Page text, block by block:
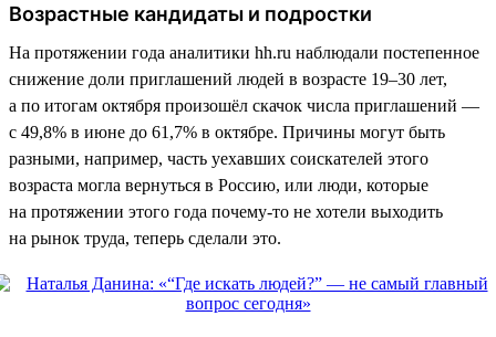
Возрастные кандидаты и подростки
На протяжении года аналитики hh.ru наблюдали постепенное
снижение доли приглашений людей в возрасте 19–30 лет,
а по итогам октября произошёл скачок числа приглашений —
с 49,8% в июне до 61,7% в октябре. Причины могут быть
разными, например, часть уехавших соискателей этого
возраста могла вернуться в Россию, или люди, которые
на протяжении этого года почему-то не хотели выходить
на рынок труда, теперь сделали это.